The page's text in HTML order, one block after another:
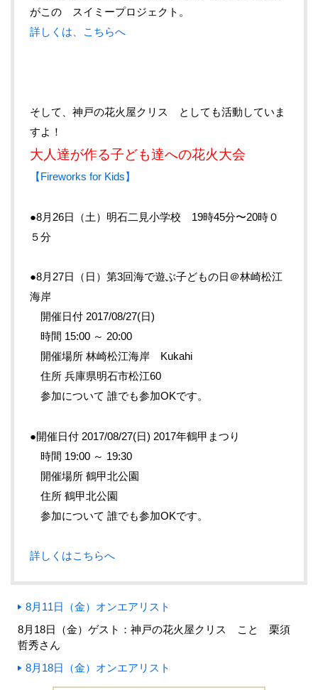
がこの スイミープロジェクト。
詳しくは、こちらへ
そして、神戸の花火屋クリス としても活動していま
すよ！
大人達が作る子ども達への花火大会
【Fireworks for Kids】
●8月26日（土）明石二見小学校 19時45分〜20時０
５分
●8月27日（日）第3回海で遊ぶ子どもの日＠林崎松江
海岸
開催日付 2017/08/27(日)
時間 15:00 ～ 20:00
開催場所 林崎松江海岸 Kukahi
住所 兵庫県明石市松江60
参加について 誰でも参加OKです。
●開催日付 2017/08/27(日) 2017年鶴甲まつり
時間 19:00 ～ 19:30
開催場所 鶴甲北公園
住所 鶴甲北公園
参加について 誰でも参加OKです。
詳しくはこちらへ
8月11日（金）オンエアリスト
8月18日（金）ゲスト：神戸の花火屋クリス こと 栗須
哲秀さん
8月18日（金）オンエアリスト